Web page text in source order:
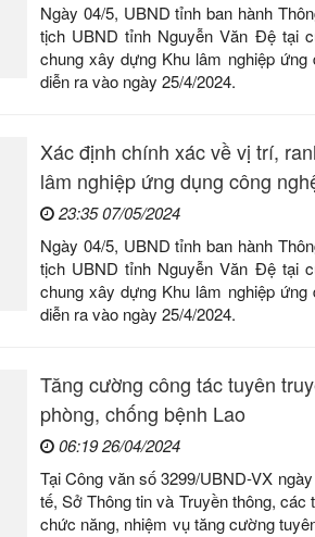
Ngày 04/5, UBND tỉnh ban hành
tịch UBND tỉnh Nguyễn Văn Đệ tại
chung xây dựng Khu lâm nghiệp
diễn ra vào ngày 25/4/2024.
Xác định chính xác về vị trí,
lâm nghiệp ứng dụng công
23:35 07/05/2024
Ngày 04/5, UBND tỉnh ban hành
tịch UBND tỉnh Nguyễn Văn Đệ tại
chung xây dựng Khu lâm nghiệp
diễn ra vào ngày 25/4/2024.
Tăng cường công tác tuyên
phòng, chống bệnh Lao
06:19 26/04/2024
Tại Công văn số 3299/UBND-VX
tế, Sở Thông tin và Truyền thông,
chức năng, nhiệm vụ tăng cường